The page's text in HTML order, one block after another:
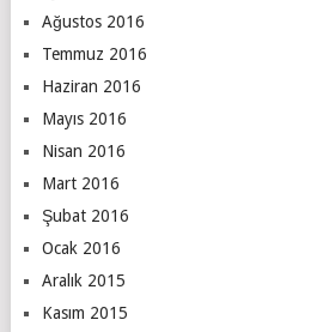
Ağustos 2016
Temmuz 2016
Haziran 2016
Mayıs 2016
Nisan 2016
Mart 2016
Şubat 2016
Ocak 2016
Aralık 2015
Kasım 2015